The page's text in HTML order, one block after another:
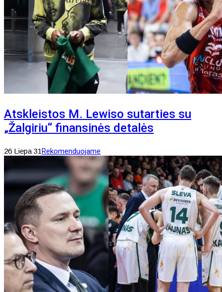
Atskleistos M. Lewiso sutarties su
„Žalgiriu“ finansinės detalės
26 Liepa 31Rekomenduojame